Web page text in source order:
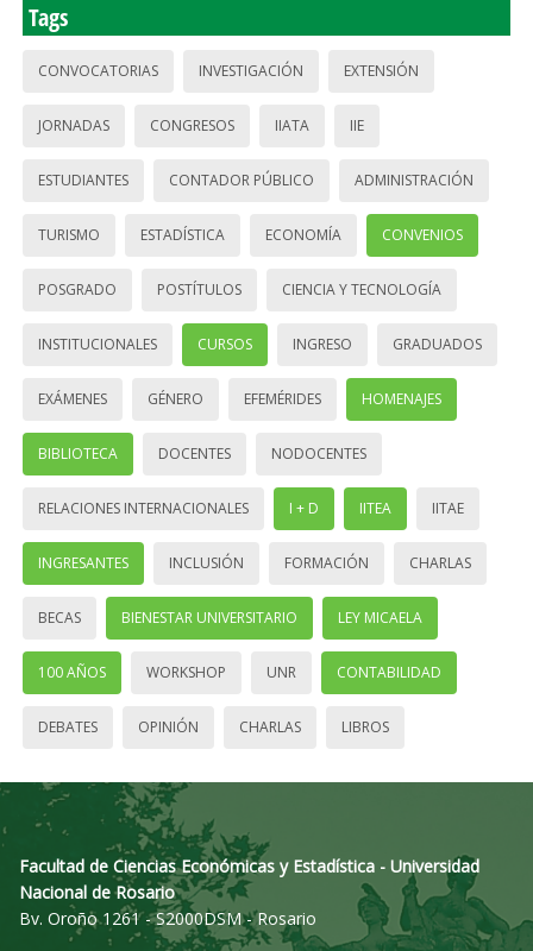
Tags
CONVOCATORIAS INVESTIGACIÓN EXTENSIÓN
JORNADAS CONGRESOS IIATA IIE
ESTUDIANTES CONTADOR PÚBLICO ADMINISTRACIÓN
TURISMO ESTADÍSTICA ECONOMÍA CONVENIOS
POSGRADO POSTÍTULOS CIENCIA Y TECNOLOGÍA
INSTITUCIONALES CURSOS INGRESO GRADUADOS
EXÁMENES GÉNERO EFEMÉRIDES HOMENAJES
BIBLIOTECA DOCENTES NODOCENTES
RELACIONES INTERNACIONALES I + D IITEA IITAE
INGRESANTES INCLUSIÓN FORMACIÓN CHARLAS
BECAS BIENESTAR UNIVERSITARIO LEY MICAELA
100 AÑOS WORKSHOP UNR CONTABILIDAD
DEBATES OPINIÓN CHARLAS LIBROS
Facultad de Ciencias Económicas y Estadística - Universidad
Nacional de Rosario
Bv. Oroño 1261 - S2000DSM - Rosario